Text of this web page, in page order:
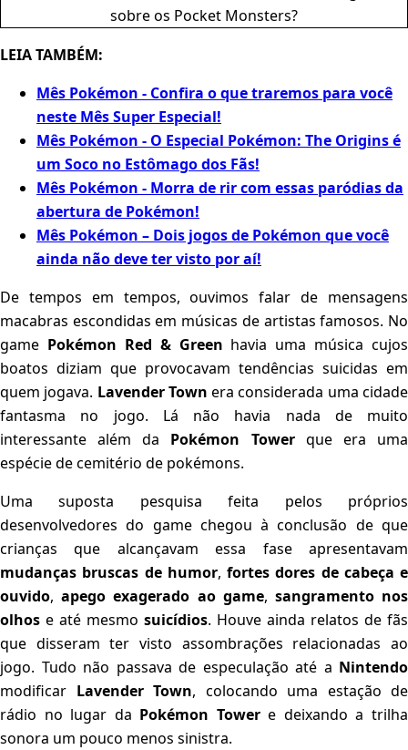
LEIA TAMBÉM:
Mês Pokémon - Confira o que traremos para você
neste Mês Super Especial!
Mês Pokémon - O Especial Pokémon: The Origins é
um Soco no Estômago dos Fãs!
Mês Pokémon - Morra de rir com essas paródias da
abertura de Pokémon!
Mês Pokémon – Dois jogos de Pokémon que você
ainda não deve ter visto por aí!
De tempos em tempos, ouvimos falar de mensagens
macabras escondidas em músicas de artistas famosos. No
game Pokémon Red & Green havia uma música cujos
boatos diziam que provocavam tendências suicidas em
quem jogava. Lavender Town era considerada uma cidade
fantasma no jogo. Lá não havia nada de muito
interessante além da Pokémon Towerque era uma
espécie de cemitério de pokémons.
Uma suposta pesquisa feita pelos próprios
desenvolvedores do game chegou à conclusão de que
crianças que alcançavam essa fase apresentavam
mudanças bruscas de humor, fortes dores de cabeça e
ouvido,apego exagerado ao game, sangramento nos
olhos e até mesmo suicídios. Houve ainda relatos de fãs
que disseram ter visto assombrações relacionadas ao
jogo. Tudo não passava de especulação até a Nintendo
modificar Lavender Town, colocando uma estação de
rádio no lugar da Pokémon Towere deixando a trilha
sonora um pouco menos sinistra.